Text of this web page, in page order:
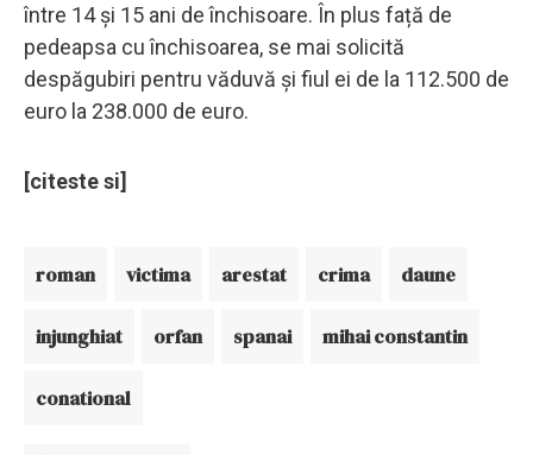
între 14 și 15 ani de închisoare. În plus față de
pedeapsa cu închisoarea, se mai solicită
despăgubiri pentru văduvă și fiul ei de la 112.500 de
euro la 238.000 de euro.
[citeste si]
roman victima arestat crima daune
injunghiat orfan spanai mihai constantin
conational